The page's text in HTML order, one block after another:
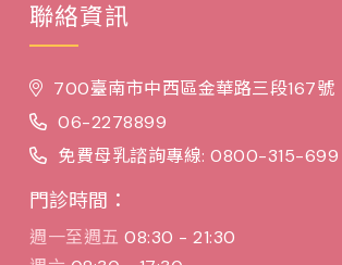
聯絡資訊
700臺南市中西區金華路三段167號
06-2278899
免費母乳諮詢專線: 0800-315-699
門診時間：
週一至週五 08:30 - 21:30